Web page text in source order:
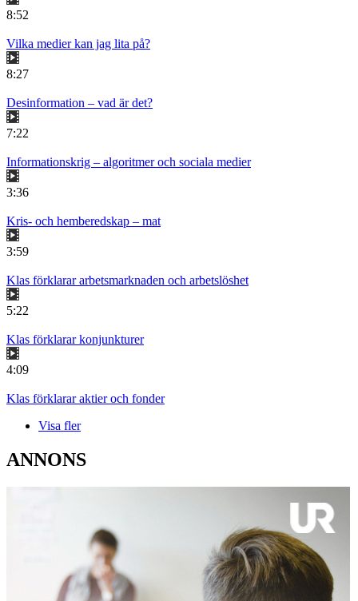
8:52
Vilka medier kan jag lita på?
8:27
Desinformation – vad är det?
7:22
Informationskrig – algoritmer och sociala medier
3:36
Kris- och hemberedskap – mat
3:59
Klas förklarar arbetsmarknaden och arbetslöshet
5:22
Klas förklarar konjunkturer
4:09
Klas förklarar aktier och fonder
Visa fler
ANNONS